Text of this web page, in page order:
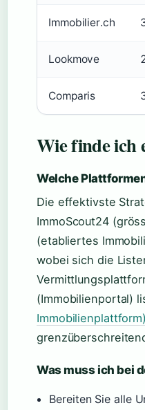
Immobilier.ch
Lookmove
Comparis
Wie finde ich
Welche
Die effektivste
ImmoScout24
(etabliertes
wobei sich die
(Immobilienportal)
Immobilienplattform)
Was muss ich bei
Bereiten Sie alle